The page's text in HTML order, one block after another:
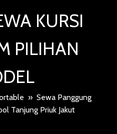
KURSI
PILIHAN
» Sewa Panggung
Tanjung Priuk Jakut